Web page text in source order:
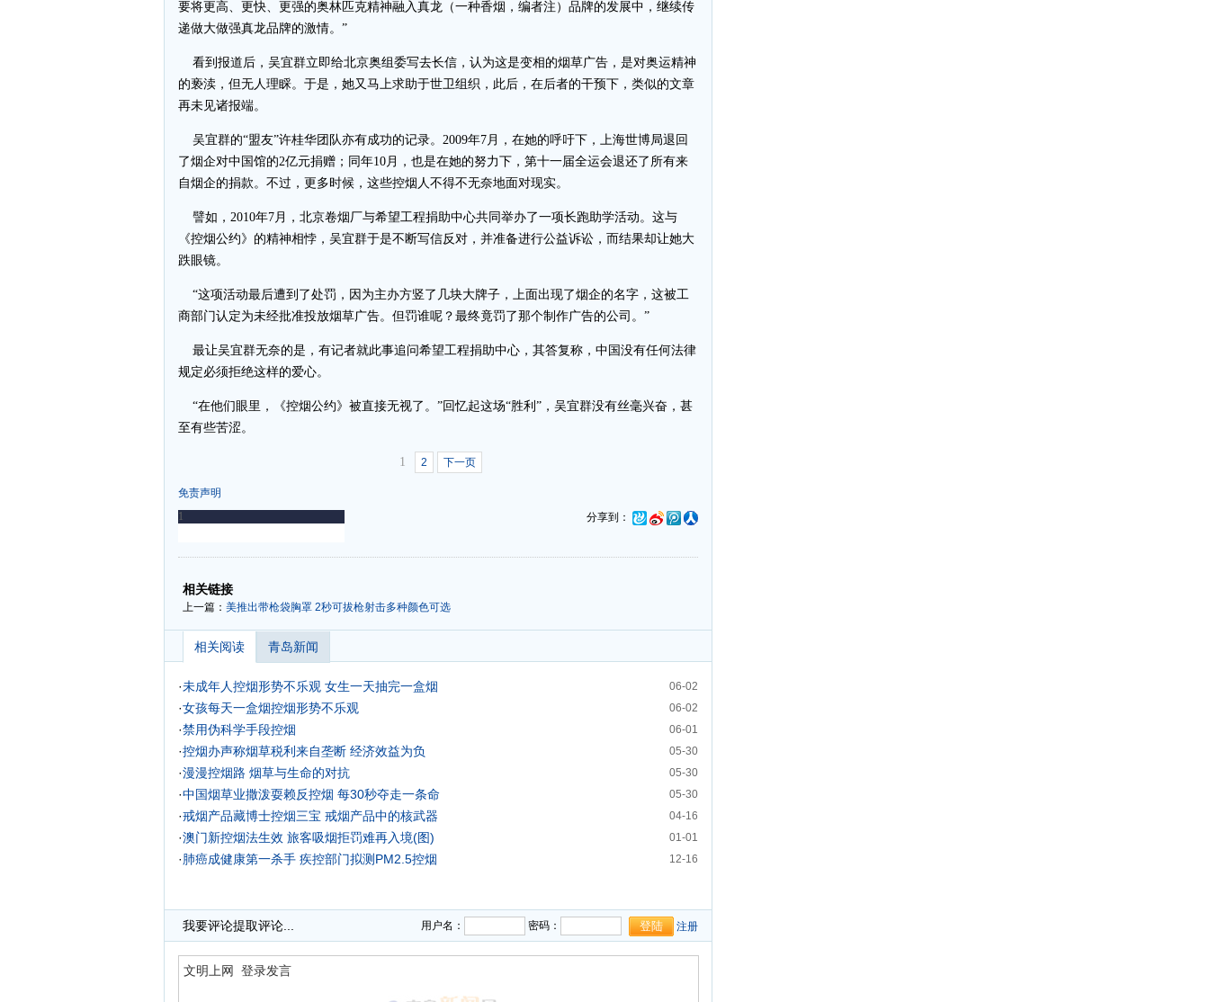
要将更高、更快、更强的奥林匹克精神融入真龙（一种香烟，编者注）品牌的发展中，继续传
递做大做强真龙品牌的激情。”
看到报道后，吴宜群立即给北京奥组委写去长信，认为这是变相的烟草广告，是对奥运精神
的亵渎，但无人理睬。于是，她又马上求助于世卫组织，此后，在后者的干预下，类似的文章
再未见诸报端。
吴宜群的“盟友”许桂华团队亦有成功的记录。2009年7月，在她的呼吁下，上海世博局退回
了烟企对中国馆的2亿元捐赠；同年10月，也是在她的努力下，第十一届全运会退还了所有来
自烟企的捐款。不过，更多时候，这些控烟人不得不无奈地面对现实。
譬如，2010年7月，北京卷烟厂与希望工程捐助中心共同举办了一项长跑助学活动。这与
《控烟公约》的精神相悖，吴宜群于是不断写信反对，并准备进行公益诉讼，而结果却让她大
跌眼镜。
“这项活动最后遭到了处罚，因为主办方竖了几块大牌子，上面出现了烟企的名字，这被工
商部门认定为未经批准投放烟草广告。但罚谁呢？最终竟罚了那个制作广告的公司。”
最让吴宜群无奈的是，有记者就此事追问希望工程捐助中心，其答复称，中国没有任何法律
规定必须拒绝这样的爱心。
“在他们眼里，《控烟公约》被直接无视了。”回忆起这场“胜利”，吴宜群没有丝毫兴奋，甚
至有些苦涩。
1 2 下一页
免责声明
分享到：
-
相关链接
上一篇： 美推出带枪袋胸罩 2秒可拔枪射击多种颜色可选
相关阅读 青岛新闻
06-02
·未成年人控烟形势不乐观 女生一天抽完一盒烟
06-02
·女孩每天一盒烟控烟形势不乐观
06-01
·禁用伪科学手段控烟
05-30
·控烟办声称烟草税利来自垄断 经济效益为负
05-30
·漫漫控烟路 烟草与生命的对抗
05-30
·中国烟草业撒泼耍赖反控烟 每30秒夺走一条命
04-16
·戒烟产品藏博士控烟三宝 戒烟产品中的核武器
01-01
·澳门新控烟法生效 旅客吸烟拒罚难再入境(图)
12-16
·肺癌成健康第一杀手 疾控部门拟测PM2.5控烟
我要评论提取评论... 用户名： 密码： 注册